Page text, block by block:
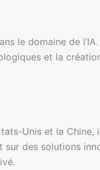
le domaine de l’IA.
et la
Unis et la Chine,
sur des solutions